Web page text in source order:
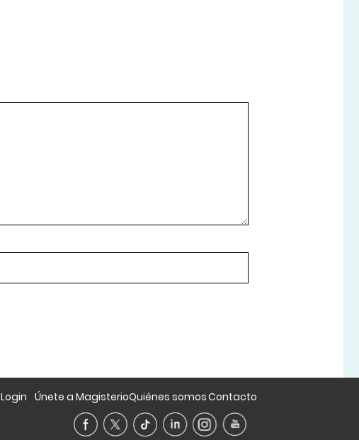
Login Únete a MagisterioQuiénes somosContacto